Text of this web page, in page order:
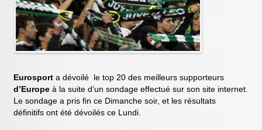
Eurosporta dévoilé le top 20 des meilleurs supporteurs
d’Europeà la suite d’un sondage effectué sur son site internet.
Le sondage a pris fin ce Dimanche soir, et les résultats
définitifs ont été dévoilés ce Lundi.